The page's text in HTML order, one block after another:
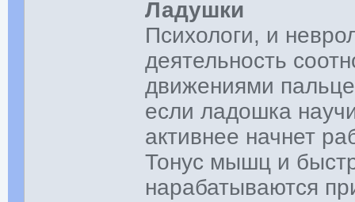
Ладушки
Психологи, и
деятельность
движениями
если ладошка
активнее начнет
Тонус мышц и
нарабатываются